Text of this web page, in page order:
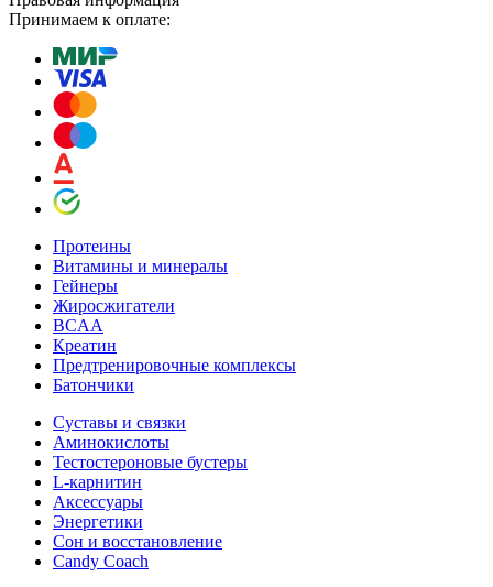
Принимаем к оплате:
Протеины
Витамины и минералы
Гейнеры
Жиросжигатели
BCAA
Креатин
Предтренировочные комплексы
Батончики
Суставы и связки
Аминокислоты
Тестостероновые бустеры
L-карнитин
Аксессуары
Энергетики
Сон и восстановление
Candy Coach